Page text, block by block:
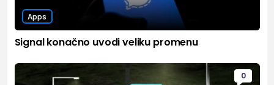
Apps
Signal konačno uvodi veliku promenu
0